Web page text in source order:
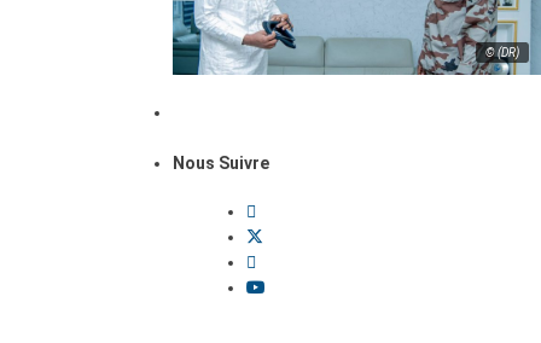
© (DR)
Nous Suivre